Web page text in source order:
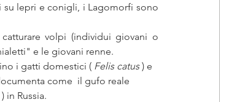
lepri e conigli, i Lagomorfi sono
volpi (individui giovani o
e le giovani renne.
i gatti domestici ( Felis catus ) e
come  il gufo reale
) in Russia.